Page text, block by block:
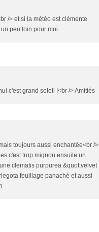
/> et si la météo est clémente
peu loin pour moi
c'est grand soleil !<br /> Amitiés
toujours aussi enchantée<br />
c'est trop mignon ensuite un
clematis purpurea &quot;velvet
feuillage panaché et aussi